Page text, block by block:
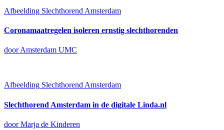
Afbeelding Slechthorend Amsterdam
Coronamaatregelen isoleren ernstig slechthorenden
door Amsterdam UMC
Afbeelding Slechthorend Amsterdam
Slechthorend Amsterdam in de digitale Linda.nl
door Marja de Kinderen